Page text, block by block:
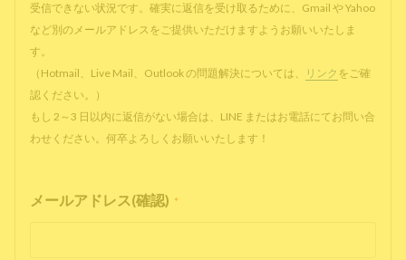
受信できない状況です。確実に返信を受け取るために、Gmail や Yahoo
など別のメールアドレスをご提供いただけますようお願いいたしま
す。
（Hotmail、Live Mail、Outlook の問題解決については、
リンク をご確
認ください。）
もし 2～3 日以内に返信がない場合は、LINE またはお電話にてお問い合
わせください。何卒よろしくお願いいたします！
メールアドレス(確認) *